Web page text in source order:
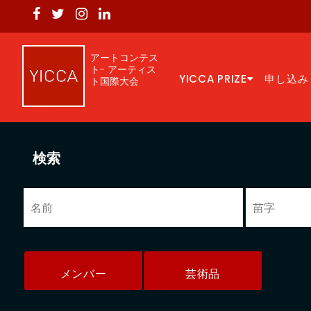
アートコンテス
ト- アーティス
ト国際大会
YICCA PRIZE 申し込み
検索
メンバー 芸術品